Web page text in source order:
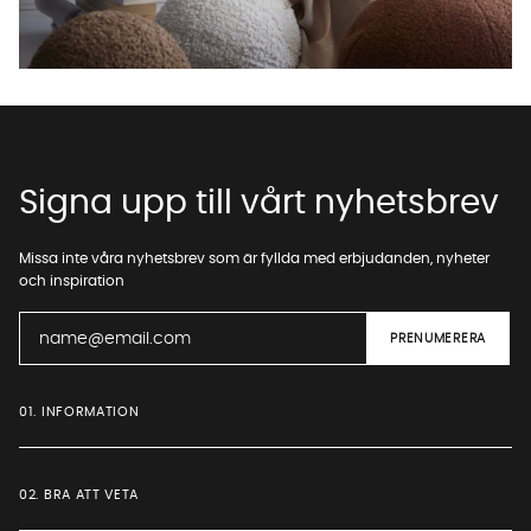
Signa upp till vårt nyhetsbrev
Missa inte våra nyhetsbrev som är fyllda med erbjudanden, nyheter
och inspiration
01. INFORMATION
02. BRA ATT VETA
Starta chatten